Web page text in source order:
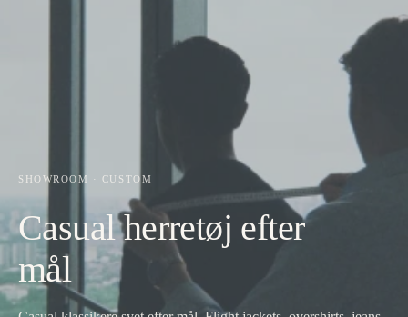
SHOWROOM · CUSTOM
Casual herretøj efter
mål